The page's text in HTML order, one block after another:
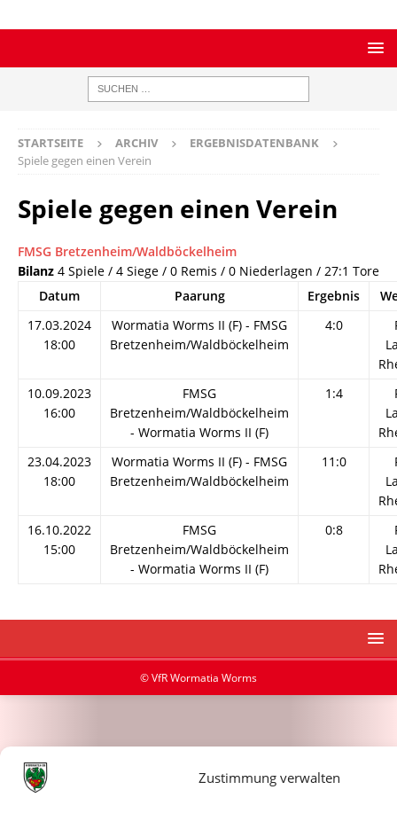
Zustimmung verwalten
STARTSEITE ARCHIV
ERGEBNISDATENBANK
Spiele gegen einen Verein
Spiele gegen einen Verein
FMSG Bretzenheim/Waldböckelheim
Bilanz 4 Spiele / 4 Siege / 0 Remis / 0 Niederlagen / 27:1 Tore
Datum
Paarung Ergebnis
17.03.2024
18:00
Wormatia Worms II (F) - FMSG
Bretzenheim/Waldböckelheim
4:0
10.09.2023
16:00
FMSG
Bretzenheim/Waldböckelheim
- Wormatia Worms II (F)
1:4
23.04.2023
18:00
Wormatia Worms II (F) - FMSG
Bretzenheim/Waldböckelheim
11:0
16.10.2022
15:00
FMSG
Bretzenheim/Waldböckelheim
- Wormatia Worms II (F)
0:8
© VfR Wormatia Worms